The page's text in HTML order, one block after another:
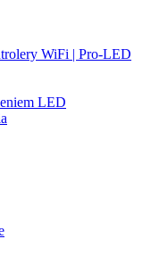
WiFi | Pro-LED
LED